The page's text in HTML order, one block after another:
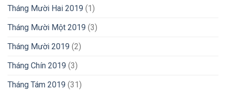
Tháng Mười Hai 2019 (1)
Tháng Mười Một 2019 (3)
Tháng Mười 2019 (2)
Tháng Chín 2019 (3)
Tháng Tám 2019 (31)